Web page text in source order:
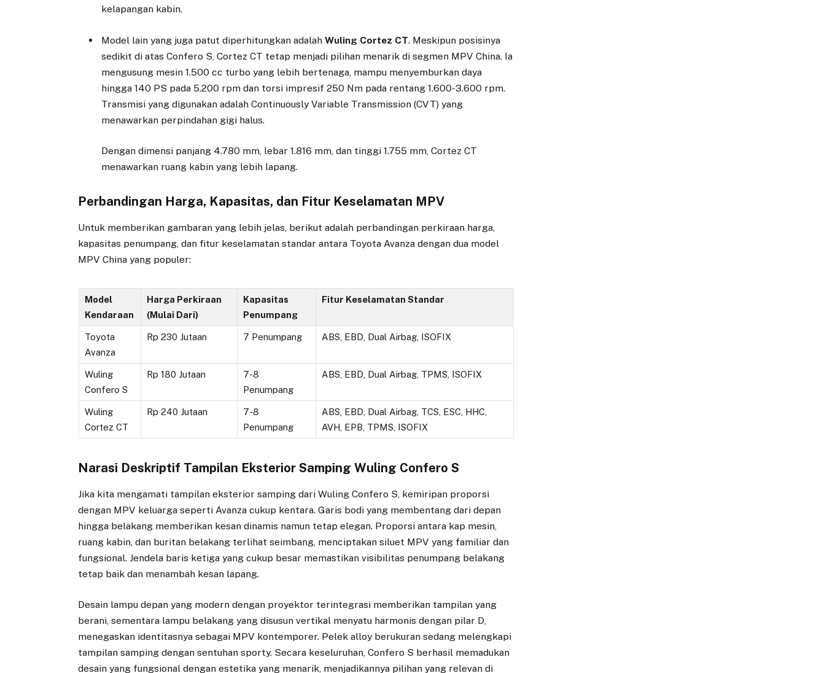
kelapangan kabin.
Model lain yang juga patut diperhitungkan adalahWuling Cortez CT. Meskipun posisinya
sedikit di atas Confero S, Cortez CT tetap menjadi pilihan menarik di segmen MPV China. Ia
mengusung mesin 1.500 cc turbo yang lebih bertenaga, mampu menyemburkan daya
hingga 140 PS pada 5.200 rpm dan torsi impresif 250 Nm pada rentang 1.600-3.600 rpm.
Transmisi yang digunakan adalah Continuously Variable Transmission (CVT) yang
menawarkan perpindahan gigi halus.
Dengan dimensi panjang 4.780 mm, lebar 1.816 mm, dan tinggi 1.755 mm, Cortez CT
menawarkan ruang kabin yang lebih lapang.
Perbandingan Harga, Kapasitas, dan Fitur Keselamatan MPV
Untuk memberikan gambaran yang lebih jelas, berikut adalah perbandingan perkiraan harga,
kapasitas penumpang, dan fitur keselamatan standar antara Toyota Avanza dengan dua model
MPV China yang populer:
Model
Kendaraan
Harga Perkiraan
(Mulai Dari)
Kapasitas
Penumpang
Fitur Keselamatan Standar
Toyota
Avanza
Rp 230 Jutaan 7 Penumpang ABS, EBD, Dual Airbag, ISOFIX
Wuling
Confero S
Rp 180 Jutaan
7-8
Penumpang
ABS, EBD, Dual Airbag, TPMS, ISOFIX
Wuling
Cortez CT
Rp 240 Jutaan
7-8
Penumpang
ABS, EBD, Dual Airbag, TCS, ESC, HHC,
AVH, EPB, TPMS, ISOFIX
Narasi Deskriptif Tampilan Eksterior Samping Wuling Confero S
Jika kita mengamati tampilan eksterior samping dari Wuling Confero S, kemiripan proporsi
dengan MPV keluarga seperti Avanza cukup kentara. Garis bodi yang membentang dari depan
hingga belakang memberikan kesan dinamis namun tetap elegan. Proporsi antara kap mesin,
ruang kabin, dan buritan belakang terlihat seimbang, menciptakan siluet MPV yang familiar dan
fungsional. Jendela baris ketiga yang cukup besar memastikan visibilitas penumpang belakang
tetap baik dan menambah kesan lapang.
Desain lampu depan yang modern dengan proyektor terintegrasi memberikan tampilan yang
berani, sementara lampu belakang yang disusun vertikal menyatu harmonis dengan pilar D,
menegaskan identitasnya sebagai MPV kontemporer. Pelek alloy berukuran sedang melengkapi
tampilan samping dengan sentuhan sporty. Secara keseluruhan, Confero S berhasil memadukan
desain yang fungsional dengan estetika yang menarik, menjadikannya pilihan yang relevan di